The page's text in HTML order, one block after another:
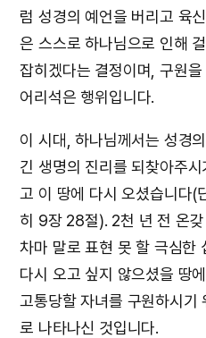
럼 성경의 예언을 버리고 육
은 스스로 하나님으로 인해
잡히겠다는 결정이며, 구원
어리석은 행위입니다.
이 시대, 하나님께서는 성경
긴 생명의 진리를 되찾아주
고 이 땅에 다시 오셨습니다(
히 9장 28절). 2천 년 전 온갖
차마 말로 표현 못 할 극심한
다시 오고 싶지 않으셨을 땅
고통당할 자녀를 구원하시기
로 나타나신 것입니다.